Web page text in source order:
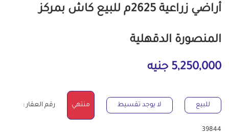
أراضي زراعية 2625م للبيع كاش بمركز
المنصورة الدقهلية
5,250,000 جنيه
للبيع لا يوجد تقسيط منتهي رقم العقار :
39844